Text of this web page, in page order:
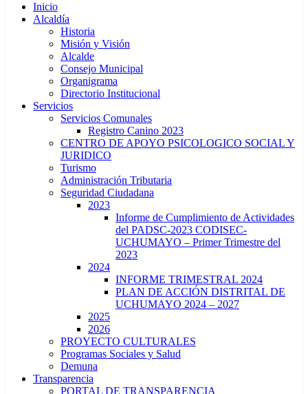
Inicio
Alcaldía
Historia
Misión y Visión
Alcalde
Consejo Municipal
Organigrama
Directorio Institucional
Servicios
Servicios Comunales
Registro Canino 2023
CENTRO DE APOYO PSICOLOGICO SOCIAL Y
JURIDICO
Turismo
Administración Tributaria
Seguridad Ciudadana
2023
Informe de Cumplimiento de Actividades
del PADSC-2023 CODISEC-
UCHUMAYO – Primer Trimestre del
2023
2024
INFORME TRIMESTRAL 2024
PLAN DE ACCIÓN DISTRITAL DE
UCHUMAYO 2024 – 2027
2025
2026
PROYECTO CULTURALES
Programas Sociales y Salud
Demuna
Transparencia
PORTAL DE TRANSPARENCIA